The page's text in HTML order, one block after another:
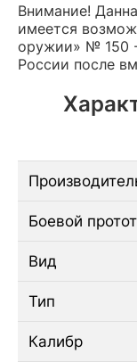
Внимание!
имеется
оружии» № 150 -
России после
Боевой
Вид
Тип
Калибр